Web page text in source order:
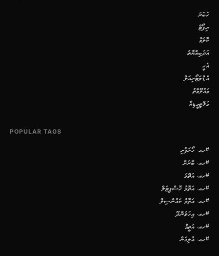
ޚަބަރު
ރިޕޯޓް
ކޮލަމް
އަދަބިއްޔާތު
އެހީ
އެޑްވަޓޯރިއަލް
މައުލޫމާތު
މަލްޓިމީޑިއާ
POPULAR TAGS
#ހއ. ހޯރަފުށި
#ހއ. ބާރަށް
#ހއ. އަތޮޅު
#ހއ. އަތޮޅު ހޮސްޕިޓަލް
#ހއ. އަތޮޅު ކައުންސިލް
#ހއ. އިހަވަންދޫ
#ހއ. އުތީމް
#ހއ. އުލިގަން